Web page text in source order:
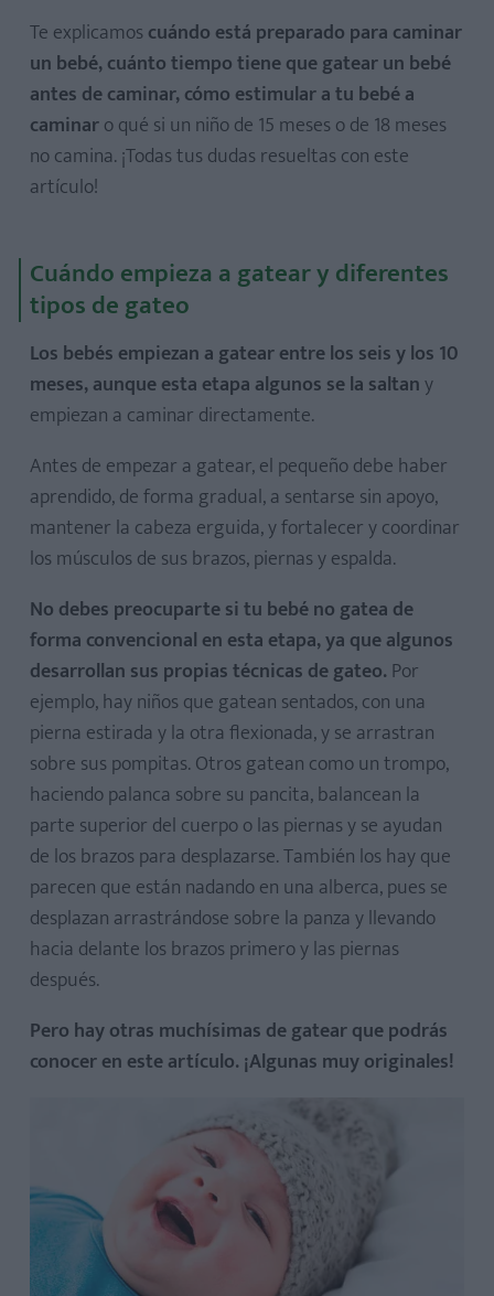
Te explicamos cuándo está preparado para caminar
un bebé, cuánto tiempo tiene que gatear un bebé
antes de caminar, cómo estimular a tu bebé a
caminaro qué si un niño de 15 meses o de 18 meses
no camina. ¡Todas tus dudas resueltas con este
artículo!
Cuándo empieza a gatear y diferentes
tipos de gateo
Los bebés empiezan a gatear entre los seis y los 10
meses, aunque esta etapa algunos se la saltany
empiezan a caminar directamente.
Antes de empezar a gatear, el pequeño debe haber
aprendido, de forma gradual, a sentarse sin apoyo,
mantener la cabeza erguida, y fortalecer y coordinar
los músculos de sus brazos, piernas y espalda.
No debes preocuparte si tu bebé no gatea de
forma convencional en esta etapa, ya que algunos
desarrollan sus propias técnicas de gateo. Por
ejemplo, hay niños que gatean sentados, con una
pierna estirada y la otra flexionada, y se arrastran
sobre sus pompitas. Otros gatean como un trompo,
haciendo palanca sobre su pancita, balancean la
parte superior del cuerpo o las piernas y se ayudan
de los brazos para desplazarse. También los hay que
parecen que están nadando en una alberca, pues se
desplazan arrastrándose sobre la panza y llevando
hacia delante los brazos primero y las piernas
después.
Pero hay otras muchísimas de gatear que podrás
conocer en este artículo. ¡Algunas muy originales!